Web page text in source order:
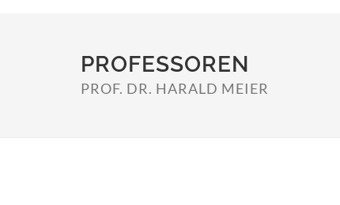
PROFESSOREN
PROF. DR. HARALD MEIER